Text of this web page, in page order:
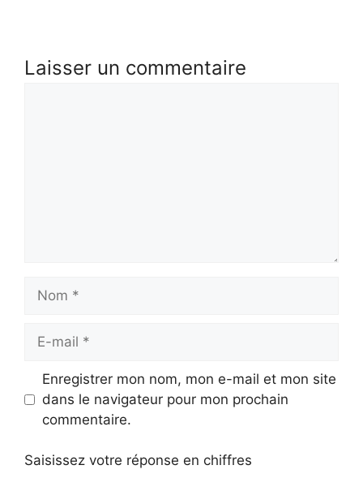
Laisser un commentaire
mail
Enregistrer mon nom, mon e-mail et mon site
dans le navigateur pour mon prochain
commentaire.
Saisissez votre réponse en chiffres